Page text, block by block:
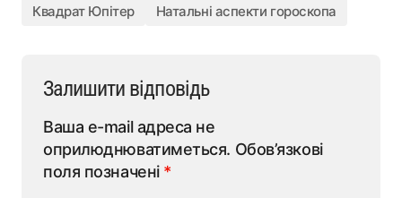
Квадрат Юпітер
Натальні аспекти гороскопа
Залишити відповідь
Ваша e-mail адреса не
оприлюднюватиметься. Обов’язкові
поля позначені *